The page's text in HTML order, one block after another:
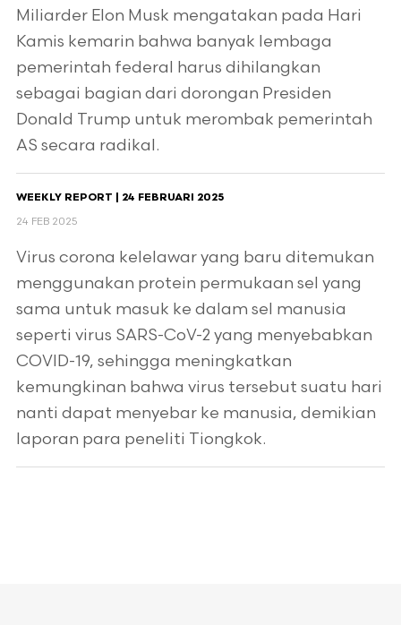
Miliarder Elon Musk mengatakan pada Hari
Kamis kemarin bahwa banyak lembaga
pemerintah federal harus dihilangkan
sebagai bagian dari dorongan Presiden
Donald Trump untuk merombak pemerintah
AS secara radikal.
WEEKLY REPORT | 24 FEBRUARI 2025
24 FEB 2025
Virus corona kelelawar yang baru ditemukan
menggunakan protein permukaan sel yang
sama untuk masuk ke dalam sel manusia
seperti virus SARS-CoV-2 yang menyebabkan
COVID-19, sehingga meningkatkan
kemungkinan bahwa virus tersebut suatu hari
nanti dapat menyebar ke manusia, demikian
laporan para peneliti Tiongkok.